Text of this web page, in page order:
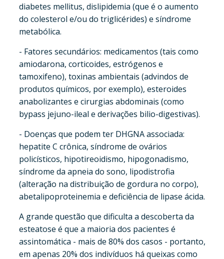
diabetes mellitus, dislipidemia (que é o aumento
do colesterol e/ou do triglicérides) e síndrome
metabólica.
- Fatores secundários: medicamentos (tais como
amiodarona, corticoides, estrógenos e
tamoxifeno), toxinas ambientais (advindos de
produtos químicos, por exemplo), esteroides
anabolizantes e cirurgias abdominais (como
bypass jejuno-ileal e derivações bilio-digestivas).
- Doenças que podem ter DHGNA associada:
hepatite C crônica, síndrome de ovários
policísticos, hipotireoidismo, hipogonadismo,
síndrome da apneia do sono, lipodistrofia
(alteração na distribuição de gordura no corpo),
abetalipoproteinemia e deficiência de lipase ácida.
A grande questão que dificulta a descoberta da
esteatose é que a maioria dos pacientes é
assintomática - mais de 80% dos casos - portanto,
em apenas 20% dos indivíduos há queixas como